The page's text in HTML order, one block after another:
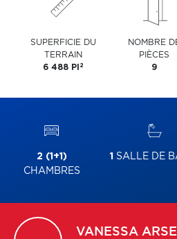
SUPERFICIE DU
TERRAIN
6 488 PI 2
NOMBRE
PIÈCES
9
2 (1+1)
CHAMBRES
1 SALLE DE
VANESSA